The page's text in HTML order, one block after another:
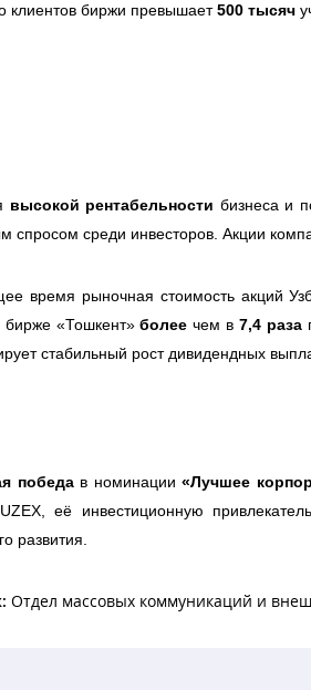
клиентов биржи превышает500 тысяч
высокой рентабельности бизнеса и
спросом среди инвесторов. Акции
время рыночная стоимость акций
бирже «Тошкент»более чем в 7,4 раза
стабильный рост дивидендных
победав номинации «Лучшее
её инвестиционную
развития.
Отдел массовых коммуникаций и